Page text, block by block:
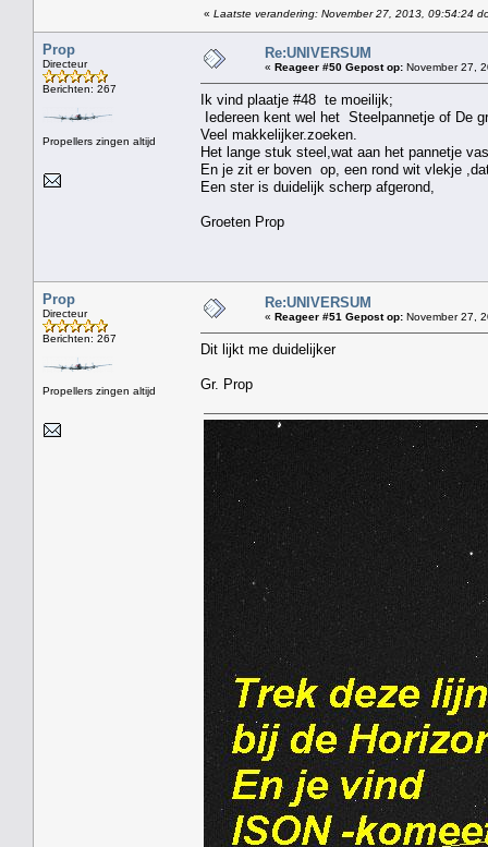
« Laatste verandering: November 27, 2013, 09:54:24
Prop
Directeur
Berichten: 267
Propellers zingen altijd
Re:UNIVERSUM
« Reageer #50 Gepost op: November 27,
Ik vind plaatje #48 te moeilijk;
Iedereen kent wel het Steelpannetje of De
Veel makkelijker.zoeken.
Het lange stuk steel,wat aan het pannetje
En je zit er boven op, een rond wit vlekje
Een ster is duidelijk scherp afgerond,
Groeten Prop
Prop
Directeur
Berichten: 267
Propellers zingen altijd
Re:UNIVERSUM
« Reageer #51 Gepost op: November 27,
Dit lijkt me duidelijker
Gr. Prop